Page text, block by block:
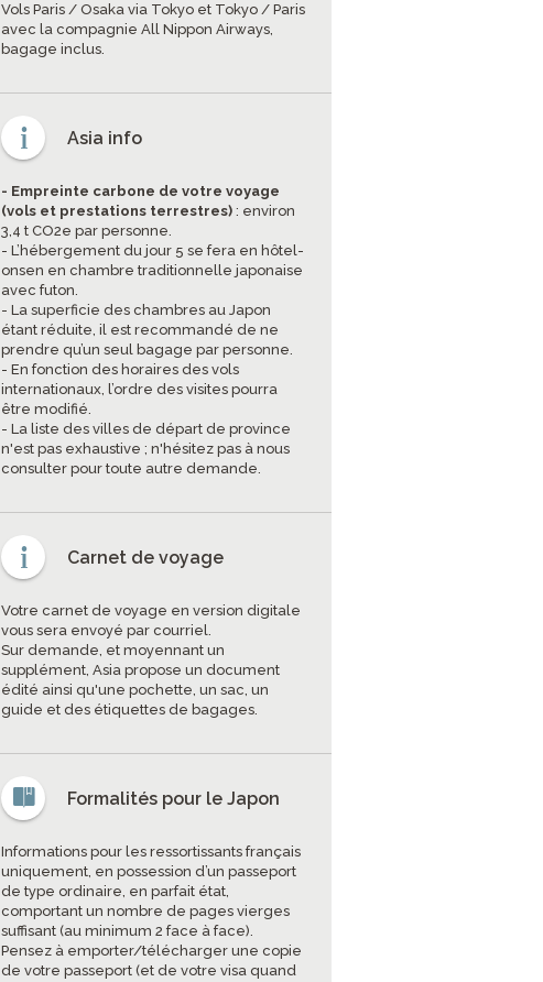
Vols Paris / Osaka via Tokyo et Tokyo / Paris
avec la compagnie All Nippon Airways,
bagage inclus.
Asia info
- Empreinte carbone de votre voyage
(vols et prestations terrestres) : environ
3,4 t CO2e par personne.
- L’hébergement du jour 5 se fera en hôtel-
onsen en chambre traditionnelle japonaise
avec futon.
- La superficie des chambres au Japon
étant réduite, il est recommandé de ne
prendre qu’un seul bagage par personne.
- En fonction des horaires des vols
internationaux, l’ordre des visites pourra
être modifié.
- La liste des villes de départ de province
n'est pas exhaustive ; n'hésitez pas à nous
consulter pour toute autre demande.
Carnet de voyage
Votre carnet de voyage en version digitale
vous sera envoyé par courriel.
Sur demande, et moyennant un
supplément, Asia propose un document
édité ainsi qu'une pochette, un sac, un
guide et des étiquettes de bagages.
Formalités pour le Japon
Informations pour les ressortissants français
uniquement, en possession d’un passeport
de type ordinaire, en parfait état,
comportant un nombre de pages vierges
suffisant (au minimum 2 face à face).
Pensez à emporter/télécharger une copie
de votre passeport (et de votre visa quand